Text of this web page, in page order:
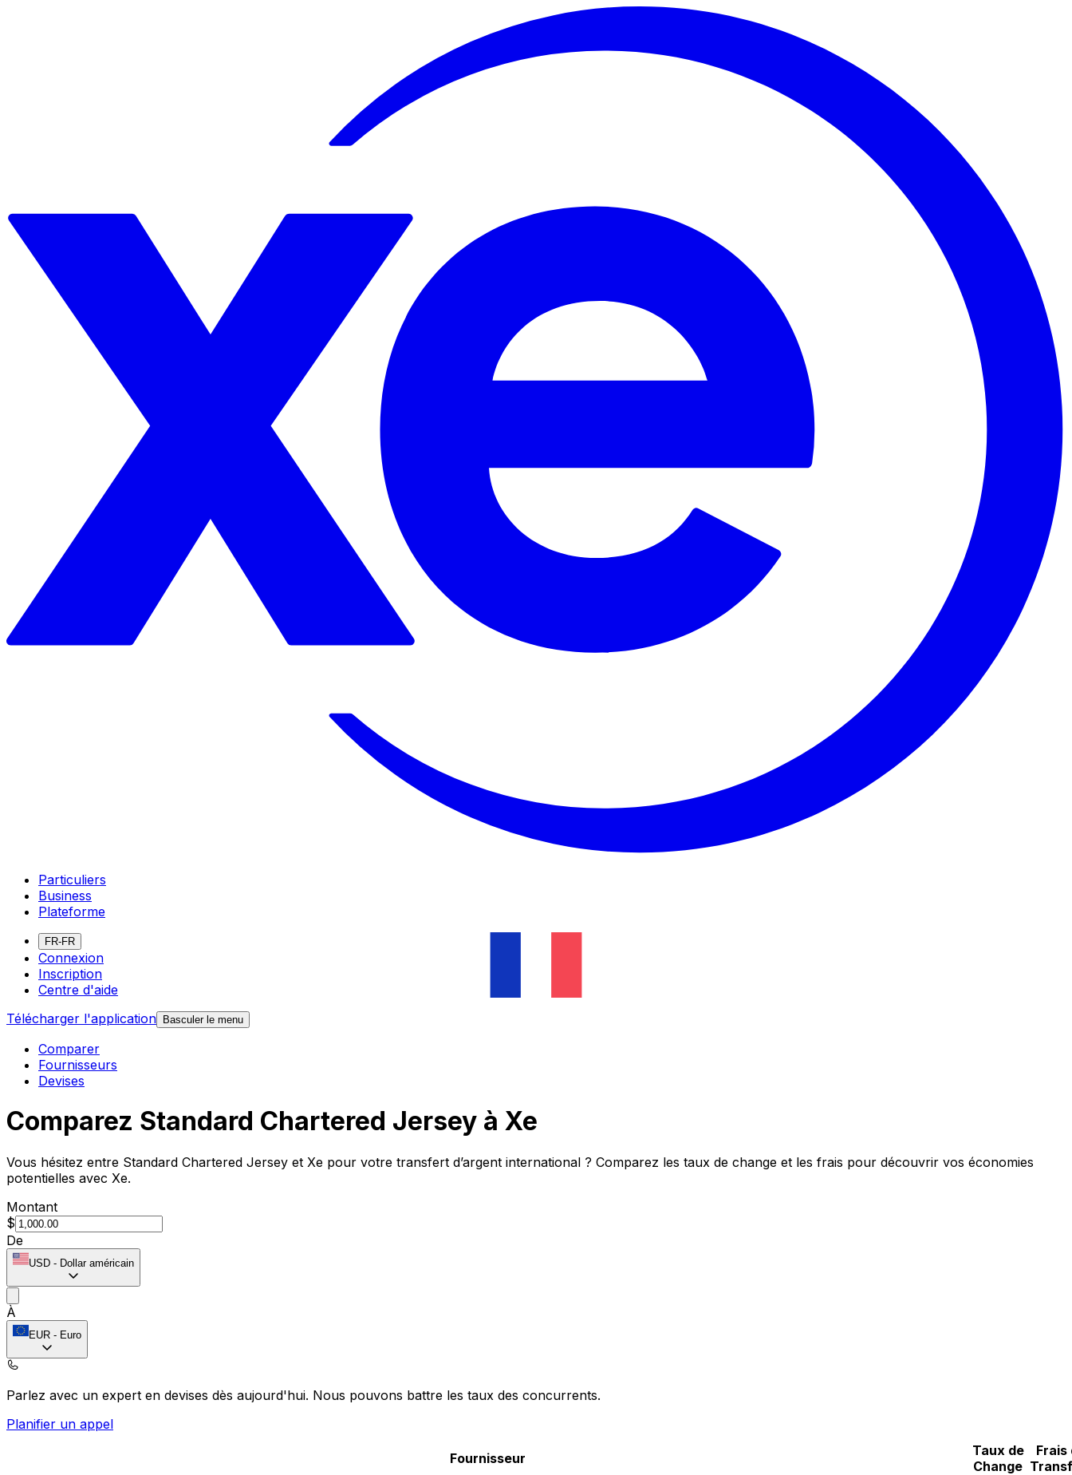
Particuliers
Business
Plateforme
FR-FR
Connexion
Inscription
Centre d'aide
Télécharger l'application Basculer le menu
Comparer
Fournisseurs
Devises
Comparez Standard Chartered Jersey à Xe
Vous hésitez entre Standard Chartered Jersey et Xe pour votre transfert d’argent international ? Comparez les taux de change et les frais pour découvrir vos économies
potentielles avec Xe.
Montant
$
De
USD - Dollar américain
À
EUR - Euro
Parlez avec un expert en devises dès aujourd'hui. Nous pouvons battre les taux des concurrents.
Planifier un appel
Fournisseur
Taux de
Change
Frais